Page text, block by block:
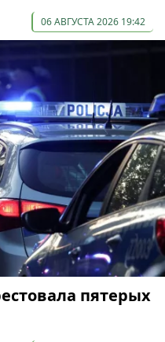
06 АВГУСТА 2026 19:42
пятерых